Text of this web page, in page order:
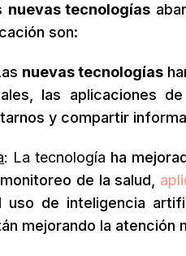
nuevas tecnologías
son:
nuevas tecnologías
las aplicaciones
y compartir
: La tecnología ha
de la salud,
uso de inteligencia
mejorando la atención